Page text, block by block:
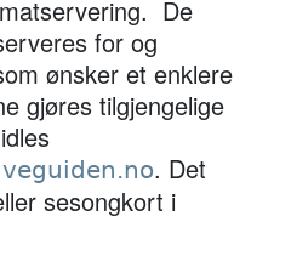
De
for og
ønsker et enklere
gjøres tilgjengelige
. Det
sesongkort i